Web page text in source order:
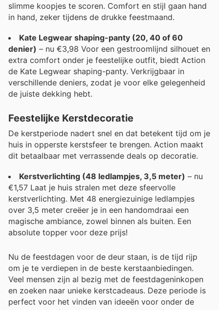
slimme koopjes te scoren. Comfort en stijl gaan hand
in hand, zeker tijdens de drukke feestmaand.
Kate Legwear shaping-panty (20, 40 of 60
denier) – nu €3,98 Voor een gestroomlijnd silhouet en
extra comfort onder je feestelijke outfit, biedt Action
de Kate Legwear shaping-panty. Verkrijgbaar in
verschillende deniers, zodat je voor elke gelegenheid
de juiste dekking hebt.
Feestelijke Kerstdecoratie
De kerstperiode nadert snel en dat betekent tijd om je
huis in opperste kerstsfeer te brengen. Action maakt
dit betaalbaar met verrassende deals op decoratie.
Kerstverlichting (48 ledlampjes, 3,5 meter) – nu
€1,57 Laat je huis stralen met deze sfeervolle
kerstverlichting. Met 48 energiezuinige ledlampjes
over 3,5 meter creëer je in een handomdraai een
magische ambiance, zowel binnen als buiten. Een
absolute topper voor deze prijs!
Nu de feestdagen voor de deur staan, is de tijd rijp
om je te verdiepen in de beste kerstaanbiedingen.
Veel mensen zijn al bezig met de feestdageninkopen
en zoeken naar unieke kerstcadeaus. Deze periode is
perfect voor het vinden van ideeën voor onder de